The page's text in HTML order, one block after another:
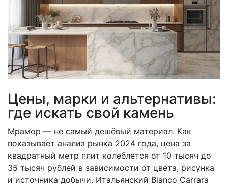
Цены, марки и альтернативы:
где искать свой камень
Мрамор — не самый дешёвый материал. Как
показывает анализ рынка 2024 года, цена за
квадратный метр плит колеблется от 10 тысяч до
35 тысяч рублей в зависимости от цвета, рисунка
и источника добычи. Итальянский Bianco Carrara